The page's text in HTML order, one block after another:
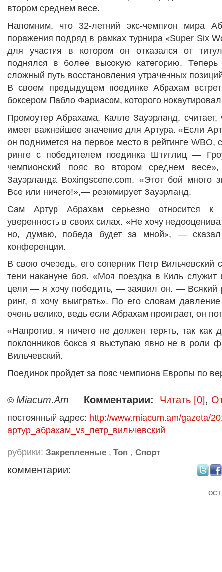
втором среднем весе.
Напомним, что 32-летний экс-чемпион мира
поражения подряд в рамках турнира «Super Six
для участия в котором он отказался от
поднялся в более высокую категорию. Теперь
сложный путь восстановления утраченных
В своем предыдущем поединке Абрахам
боксером Пабло Фариасом, которого
Промоутер Абрахама, Калле Зауэрланд,
имеет важнейшее значение для Артура. «Если
он поднимется на первое место в рейтинге WBO,
ринге с победителем поединка Штиглиц —
чемпионский пояс во втором среднем
Зауэрланда Boxingscene.com. «Этот бой много
Все или ничего!»,— резюмирует Зауэрланд.
Сам Артур Абрахам серьезно относится к
уверенность в своих силах. «Не хочу
но, думаю, победа будет за мной», —
конференции.
В свою очередь, его соперник Петр Вильчевский
тени накануне боя. «Моя поездка в Киль служит
цели — я хочу победить, — заявил он. — Всякий
ринг, я хочу выиграть». По его словам
очень велико, ведь если Абрахам проиграет, он
«Напротив, я ничего не должен терять, так
поклонников бокса я выступаю явно не в роли
Вильчевский.
Поединок пройдет за пояс чемпиона Европы по
© Miacum.Am Комментарии: Читать [0],
постоянный адрес: http://www.miacum.am/gazeta/
артур_абрахам_vs_петр_вильчевский
рубрики: Закрепленные , Топ , Спорт
комментарии: